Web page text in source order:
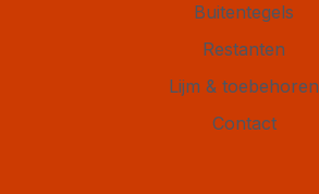
Buitentegels
Restanten
Lijm & toebehoren
Contact